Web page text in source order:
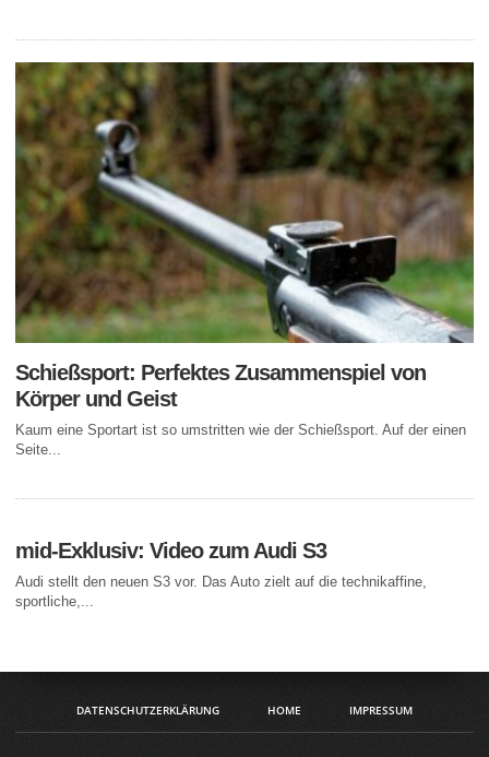
Schießsport: Perfektes Zusammenspiel von
Körper und Geist
Kaum eine Sportart ist so umstritten wie der Schießsport. Auf der einen
Seite...
mid-Exklusiv: Video zum Audi S3
Audi stellt den neuen S3 vor. Das Auto zielt auf die technikaffine,
sportliche,...
DATENSCHUTZERKLÄRUNG HOME IMPRESSUM